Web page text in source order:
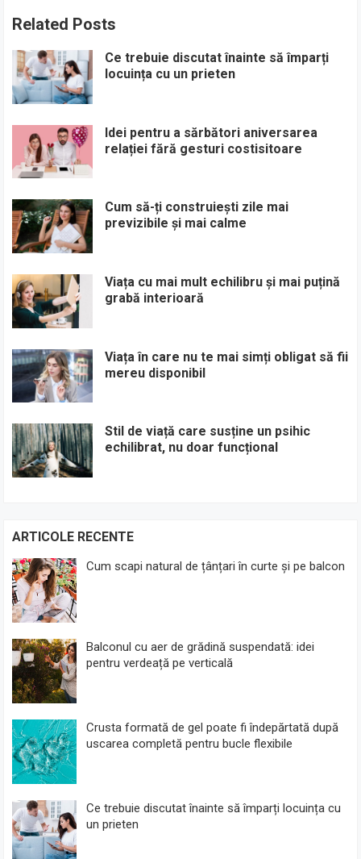
Related Posts
Ce trebuie discutat înainte să împarți
locuința cu un prieten
Idei pentru a sărbători aniversarea
relației fără gesturi costisitoare
Cum să-ți construiești zile mai
previzibile și mai calme
Viața cu mai mult echilibru și mai puțină
grabă interioară
Viața în care nu te mai simți obligat să fii
mereu disponibil
Stil de viață care susține un psihic
echilibrat, nu doar funcțional
ARTICOLE RECENTE
Cum scapi natural de țânțari în curte și pe balcon
Balconul cu aer de grădină suspendată: idei
pentru verdeață pe verticală
Crusta formată de gel poate fi îndepărtată după
uscarea completă pentru bucle flexibile
Ce trebuie discutat înainte să împarți locuința cu
un prieten